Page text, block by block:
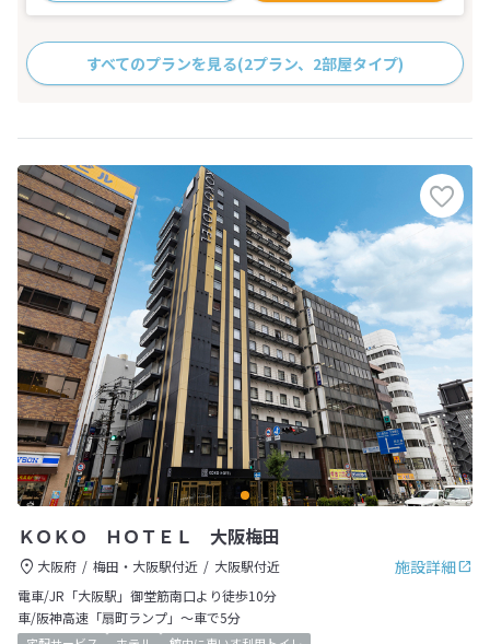
すべてのプランを見る(2プラン、2部屋タイプ)
ＫＯＫＯ ＨＯＴＥＬ 大阪梅田
施設詳細
大阪府 梅田・大阪駅付近
大阪駅付近
電車/JR「大阪駅」御堂筋南口より徒歩10分
車/阪神高速「扇町ランプ」～車で5分